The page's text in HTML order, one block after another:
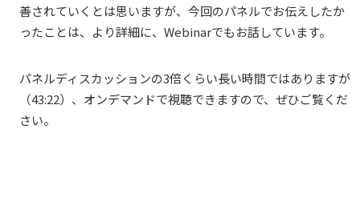
善されていくとは思いますが、今回のパネルでお伝えしたか
ったことは、より詳細に、Webinarでもお話しています。
パネルディスカッションの3倍くらい長い時間ではありますが
（43:22）、オンデマンドで視聴できますので、ぜひご覧くだ
さい。